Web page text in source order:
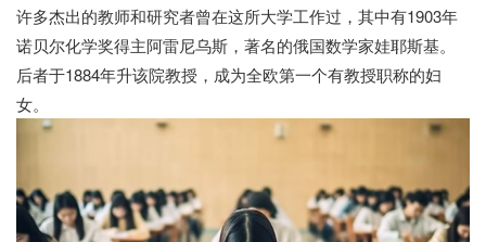
许多杰出的教师和研究者曾在这所大学工作过，其中有1903年
诺贝尔化学奖得主阿雷尼乌斯，著名的俄国数学家娃耶斯基。
后者于1884年升该院教授，成为全欧第一个有教授职称的妇
女。